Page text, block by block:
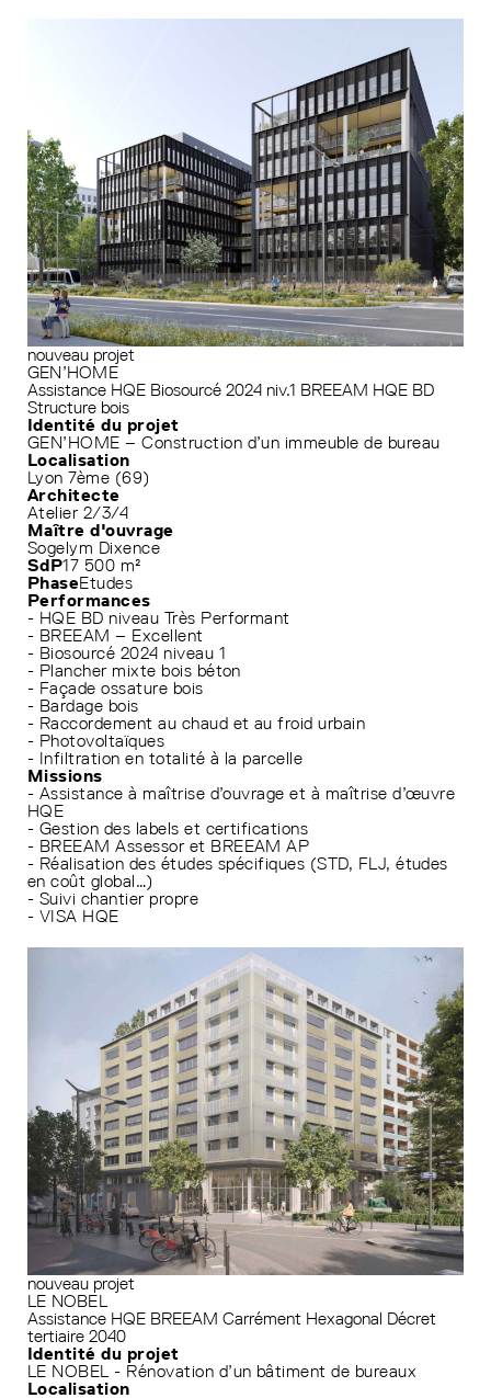
nouveau projet
GEN’HOME
Assistance HQE Biosourcé 2024 niv.1 BREEAM HQE BD
Structure bois
Identité du projet
GEN’HOME – Construction d’un immeuble de bureau
Localisation
Lyon 7ème (69)
Architecte
Atelier 2/3/4
Maître d'ouvrage
Sogelym Dixence
SdP17 500 m²
PhaseEtudes
Performances
- HQE BD niveau Très Performant
- BREEAM – Excellent
- Biosourcé 2024 niveau 1
- Plancher mixte bois béton
- Façade ossature bois
- Bardage bois
- Raccordement au chaud et au froid urbain
- Photovoltaïques
- Infiltration en totalité à la parcelle
Missions
- Assistance à maîtrise d’ouvrage et à maîtrise d’œuvre
HQE
- Gestion des labels et certifications
- BREEAM Assessor et BREEAM AP
- Réalisation des études spécifiques (STD, FLJ, études
en coût global…)
- Suivi chantier propre
- VISA HQE
nouveau projet
LE NOBEL
Assistance HQE BREEAM Carrément Hexagonal Décret
tertiaire 2040
Identité du projet
LE NOBEL - Rénovation d’un bâtiment de bureaux
Localisation